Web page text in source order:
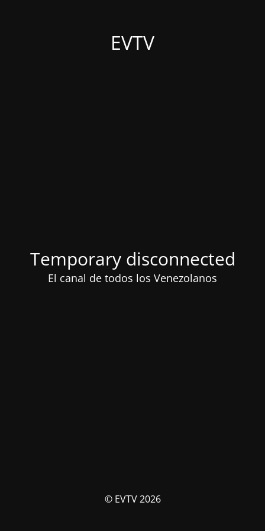
EVTV
Temporary disconnected
El canal de todos los Venezolanos
© EVTV 2026